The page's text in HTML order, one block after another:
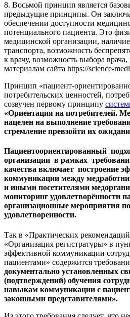
8. Восьмой принцип является
предыдущие принципы. Он
обеспечении доступности
потенциального пациента. Это
медицинской организации,
транспорта, возможность
к врачу, возможность выбора
материалам сайта https://science-
Принцип «пациент-
потребительских ценностей,
созвучен первому принципу
«Ориентация на потребителей.
нацелен на выполнение
стремление превзойти их
Пациентоориентированный
организации в рамках
качества включает построение
коммуникации между
и иными посетителями
мониторинг удовлетворённости
организационные мероприятия
удовлетворенности.
Так в «Практических
«Организация регистратуры» в
эффективной коммуникации
пациентами» содержится
документально установленных
(подтверждений) обучения
навыкам коммуникации с
законными представителями».